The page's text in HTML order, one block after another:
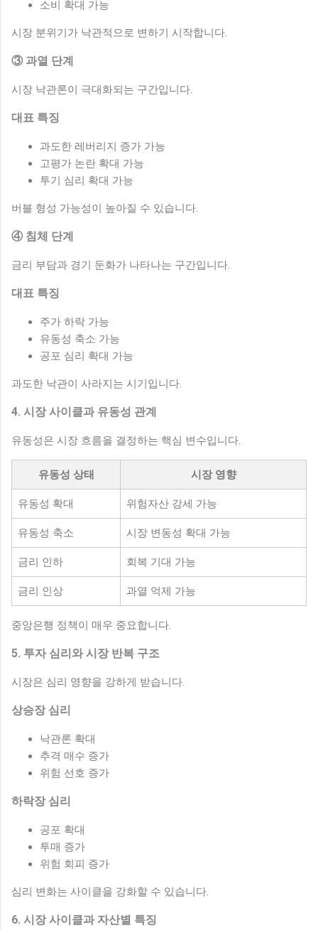
소비 확대 가능
시장 분위기가 낙관적으로 변하기 시작합니다.
③ 과열 단계
시장 낙관론이 극대화되는 구간입니다.
대표 특징
과도한 레버리지 증가 가능
고평가 논란 확대 가능
투기 심리 확대 가능
버블 형성 가능성이 높아질 수 있습니다.
④ 침체 단계
금리 부담과 경기 둔화가 나타나는 구간입니다.
대표 특징
주가 하락 가능
유동성 축소 가능
공포 심리 확대 가능
과도한 낙관이 사라지는 시기입니다.
4. 시장 사이클과 유동성 관계
유동성은 시장 흐름을 결정하는 핵심 변수입니다.
유동성 상태 시장 영향
유동성 확대 위험자산 강세 가능
유동성 축소 시장 변동성 확대 가능
금리 인하 회복 기대 가능
금리 인상 과열 억제 가능
중앙은행 정책이 매우 중요합니다.
5. 투자 심리와 시장 반복 구조
시장은 심리 영향을 강하게 받습니다.
상승장 심리
낙관론 확대
추격 매수 증가
위험 선호 증가
하락장 심리
공포 확대
투매 증가
위험 회피 증가
심리 변화는 사이클을 강화할 수 있습니다.
6. 시장 사이클과 자산별 특징